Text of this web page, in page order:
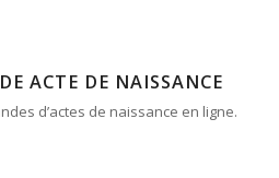
ACTE DE NAISSANCE
d’actes de naissance en ligne.